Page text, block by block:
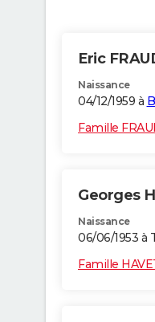
Eric
Naissance
04/12/1959 à
Famille
Georges
Naissance
06/06/1953 à
Famille